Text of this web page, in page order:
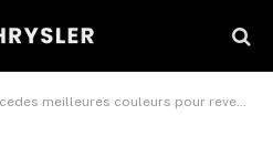
meilleures couleurs pour revente facile